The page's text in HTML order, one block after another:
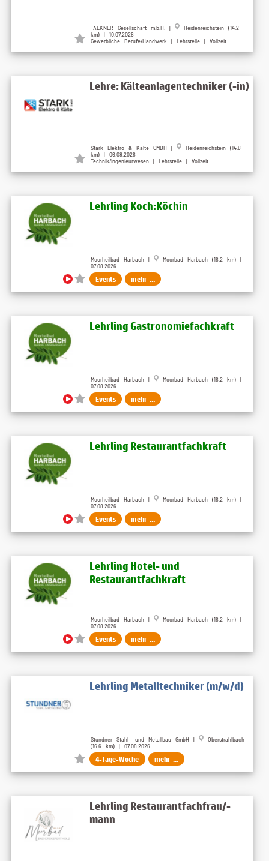
TALKNER Gesellschaft m.b.H. |
Heidenreichstein (14.2
km) | 10.07.2026
Gewerbliche Berufe/Handwerk | Lehrstelle | Vollzeit
Lehre: Kälteanlagentechniker (-in)
Stark Elektro & Kälte GMBH |
Heidenreichstein (14.8
km) | 06.08.2026
Technik/Ingenieurwesen | Lehrstelle | Vollzeit
Lehrling Koch:Köchin
Moorheilbad Harbach |
Moorbad Harbach (16.2 km) |
07.08.2026
Events mehr ...
Lehrling Gastronomiefachkraft
Moorheilbad Harbach |
Moorbad Harbach (16.2 km) |
07.08.2026
Events mehr ...
Lehrling Restaurantfachkraft
Moorheilbad Harbach |
Moorbad Harbach (16.2 km) |
07.08.2026
Events mehr ...
Lehrling Hotel- und
Restaurantfachkraft
Moorheilbad Harbach |
Moorbad Harbach (16.2 km) |
07.08.2026
Events mehr ...
Lehrling Metalltechniker (m/w/d)
Stundner Stahl- und Metallbau GmbH |
Oberstrahlbach
(16.6 km) | 07.08.2026
4-Tage-Woche mehr ...
Lehrling Restaurantfachfrau/-
mann